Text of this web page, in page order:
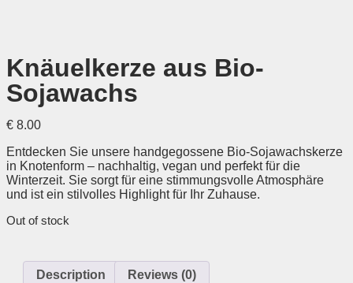
Knäuelkerze aus Bio-
Sojawachs
€ 8.00
Entdecken Sie unsere handgegossene Bio-Sojawachskerze
in Knotenform – nachhaltig, vegan und perfekt für die
Winterzeit. Sie sorgt für eine stimmungsvolle Atmosphäre
und ist ein stilvolles Highlight für Ihr Zuhause.
Out of stock
Description Reviews (0)